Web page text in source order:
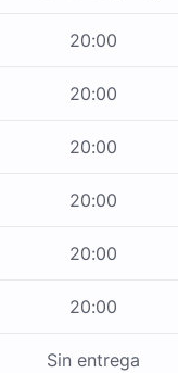
20:00
20:00
20:00
20:00
20:00
20:00
Sin entrega